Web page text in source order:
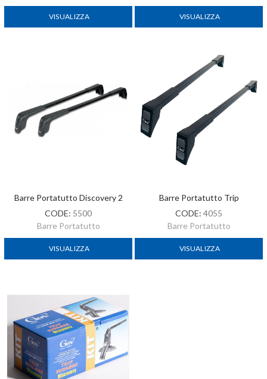
VISUALIZZA VISUALIZZA
Barre Portatutto Discovery 2
CODE: 5500
Barre Portatutto
VISUALIZZA
Barre Portatutto Trip
CODE: 4055
Barre Portatutto
VISUALIZZA